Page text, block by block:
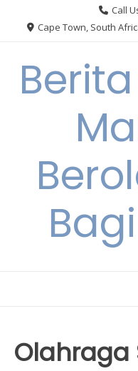
Call
Cape Town, South
Olahraga